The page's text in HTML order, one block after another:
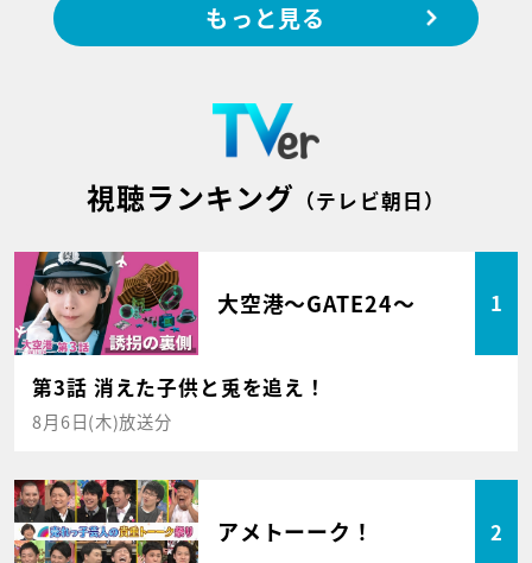
もっと見る
視聴ランキング （テレビ朝日）
大空港～GATE24～ 1
第3話 消えた子供と兎を追え！
8月6日(木)放送分
アメトーーク！ 2